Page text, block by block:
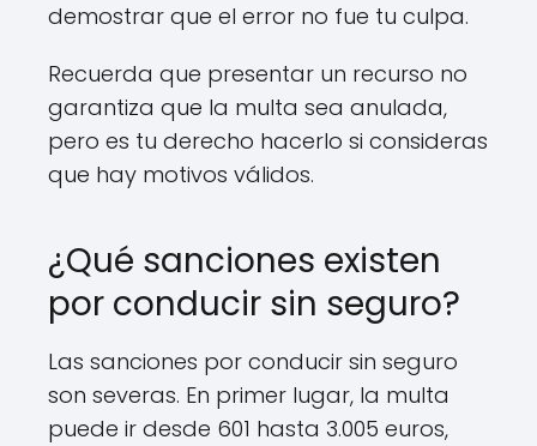
demostrar que el error no fue tu culpa.
Recuerda que presentar un recurso no
garantiza que la multa sea anulada,
pero es tu derecho hacerlo si consideras
que hay motivos válidos.
¿Qué sanciones existen
por conducir sin seguro?
Las sanciones por conducir sin seguro
son severas. En primer lugar, la multa
puede ir desde 601 hasta 3.005 euros,